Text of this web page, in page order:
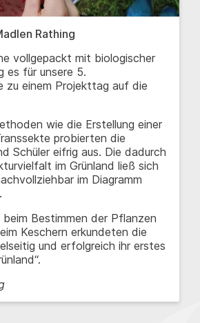
Rathing
vollgepackt mit biologischer
es für unsere 5.
zu einem Projekttag auf die
wie die Erstellung einer
probierten die
Schüler eifrig aus. Die dadurch
im Grünland ließ sich
im Diagramm
Bestimmen der Pflanzen
Keschern erkundeten die
und erfolgreich ihr erstes